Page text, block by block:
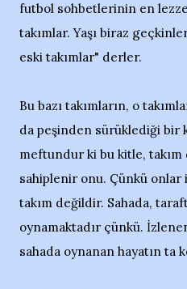
futbol sohbetlerinin en
takımlar. Yaşı biraz
eski takımlar" derler.
Bu bazı takımların, o
da peşinden sürüklediği bir
meftundur ki bu kitle,
sahiplenir onu. Çünkü onlar
takım değildir. Sahada,
oynamaktadır çünkü.
sahada oynanan hayatın ta